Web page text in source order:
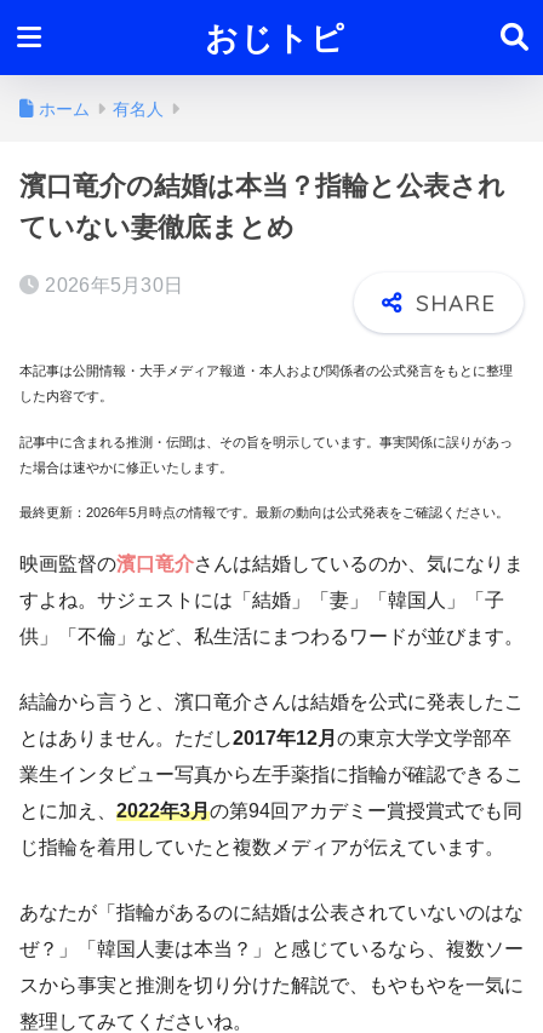
おじトピ
ホーム 有名人
濱口竜介の結婚は本当？指輪と公表され
ていない妻徹底まとめ
2026年5月30日
本記事は公開情報・大手メディア報道・本人および関係者の公式発言をもとに整理
した内容です。
記事中に含まれる推測・伝聞は、その旨を明示しています。事実関係に誤りがあっ
た場合は速やかに修正いたします。
最終更新：2026年5月時点の情報です。最新の動向は公式発表をご確認ください。
映画監督の濱口竜介さんは結婚しているのか、気になりま
すよね。サジェストには「結婚」「妻」「韓国人」「子
供」「不倫」など、私生活にまつわるワードが並びます。
結論から言うと、濱口竜介さんは結婚を公式に発表したこ
とはありません。ただし2017年12月 の東京大学文学部卒
業生インタビュー写真から左手薬指に指輪が確認できるこ
とに加え、 2022年3月の第94回アカデミー賞授賞式でも同
じ指輪を着用していたと複数メディアが伝えています。
あなたが「指輪があるのに結婚は公表されていないのはな
ぜ？」「韓国人妻は本当？」と感じているなら、複数ソー
スから事実と推測を切り分けた解説で、もやもやを一気に
整理してみてくださいね。